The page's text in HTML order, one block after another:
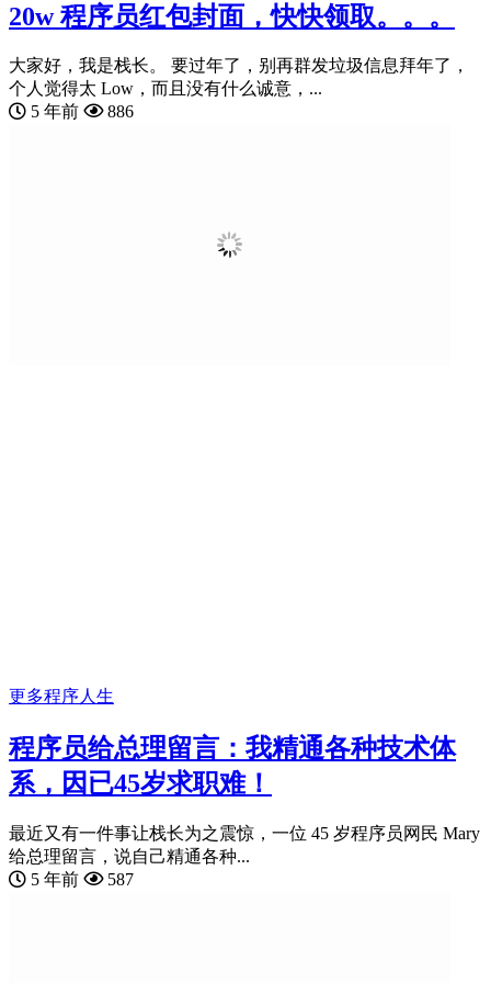
20w 程序员红包封面，快快领取。。。
大家好，我是栈长。 要过年了，别再群发垃圾信息拜年了，
个人觉得太 Low，而且没有什么诚意，...
5 年前
886
更多程序人生
程序员给总理留言：我精通各种技术体
系，因已45岁求职难！
最近又有一件事让栈长为之震惊，一位 45 岁程序员网民 Mary
给总理留言，说自己精通各种...
5 年前
587